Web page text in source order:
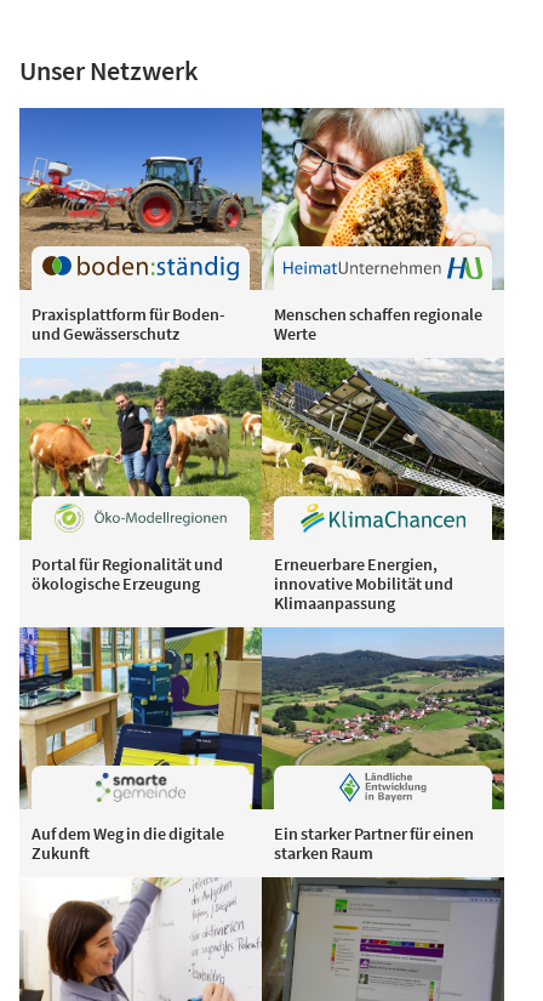
Unser Netzwerk
Praxisplattform für Boden-
und Gewässerschutz
Menschen schaffen regionale
Werte
Portal für Regionalität und
ökologische Erzeugung
Erneuerbare Energien,
innovative Mobilität und
Klimaanpassung
Auf dem Weg in die digitale
Zukunft
Ein starker Partner für einen
starken Raum